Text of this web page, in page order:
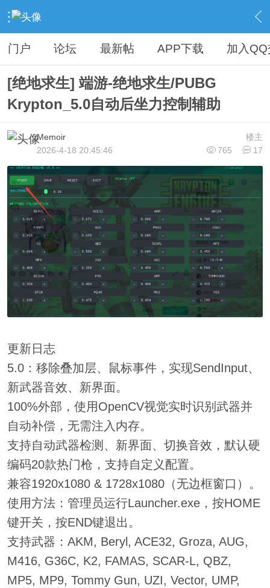
› 热门资源区 › 游戏辅助 › 内容
门户 论坛 最新帖 APP下载 加入
[绝地求生] 端游-绝地求生/PUBG
Krypton_5.0自动后坐力控制辅助
楼主
Memoir
765
17
2026-4-18 20:45:46
更新日志
5.0：移除叠加层、鼠标事件，实现SendInput、
新武器音效、新界面。
100%外部，使用OpenCV视觉实时识别武器并
自动补偿，无需注入内存。
支持自动武器检测、新界面、切换音效，默认硬
编码20款热门枪，支持自定义配置。
兼容1920x1080 & 1728x1080（无边框窗口）。
使用方法：管理员运行Launcher.exe，按HOME
键开关，按END键退出。
支持武器：AKM, Beryl, ACE32, Groza, AUG,
M416, G36C, K2, FAMAS, SCAR-L, QBZ,
MP5, MP9, Tommy Gun, UZI, Vector, UMP,